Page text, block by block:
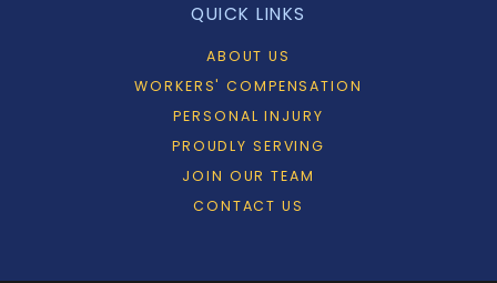
QUICK LINKS
ABOUT US
WORKERS' COMPENSATION
PERSONAL INJURY
PROUDLY SERVING
JOIN OUR TEAM
CONTACT US